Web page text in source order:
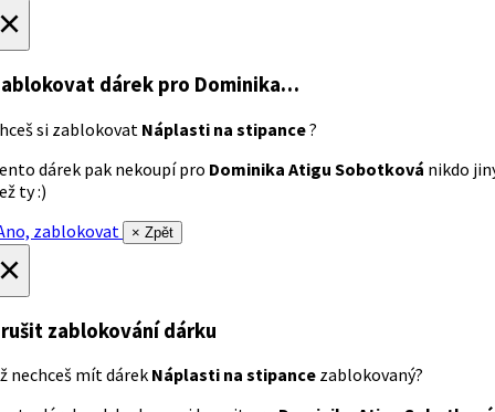
dárek pro Dominika…
si zablokovat Náplasti na stipance?
dárek pak nekoupí pro Dominika Atigu Sobotková nikdo
ty :)
zablokovat
× Zpět
zablokování dárku
nechceš mít dárek Náplasti na stipance zablokovaný?